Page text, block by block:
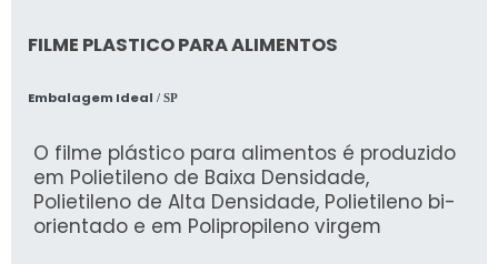
FILME PLASTICO PARA ALIMENTOS
Embalagem Ideal / SP
O filme plástico para alimentos é produzido
em Polietileno de Baixa Densidade,
Polietileno de Alta Densidade, Polietileno bi-
orientado e em Polipropileno virgem